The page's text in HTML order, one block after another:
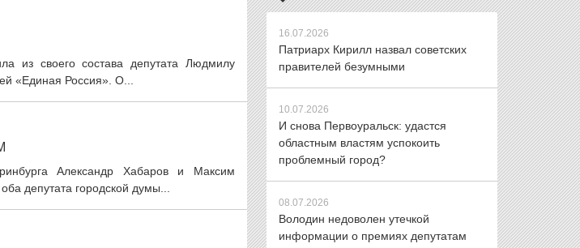
из своего состава депутата Людмилу
«Единая Россия». О...
Александр Хабаров и Максим
депутата городской думы...
16.07.2026
Патриарх Кирилл назвал советских
правителей безумными
10.07.2026
И снова Первоуральск: удастся
областным властям успокоить
проблемный город?
08.07.2026
Володин недоволен утечкой
информации о премиях депутатам